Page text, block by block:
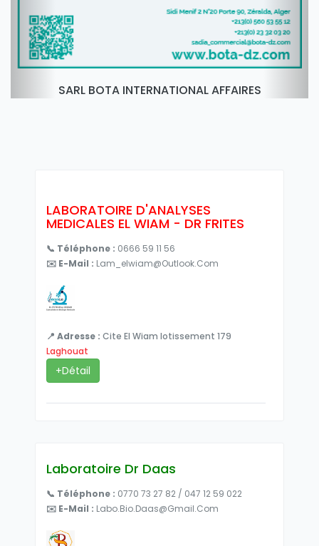
SARL BOTA INTERNATIONAL AFFAIRES
LABORATOIRE D'ANALYSES
MEDICALES EL WIAM - DR FRITES
📞 Téléphone : 0666 59 11 56
✉️ E-Mail : Lam_elwiam@outlook.com
📍 Adresse : Cite El Wiam lotissement 179
Laghouat
+Détail
Laboratoire Dr Daas
📞 Téléphone : 0770 73 27 82 / 047 12 59 022
✉️ E-Mail : Labo.bio.daas@gmail.com